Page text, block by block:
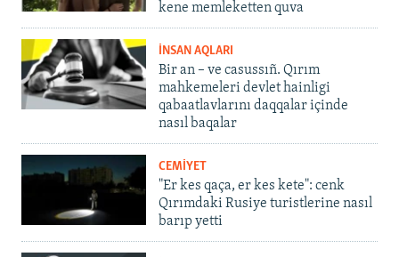
kene memleketten quva
İNSAN AQLARI
Bir an – ve casussıñ. Qırım
mahkemeleri devlet hainligi
qabaatlavlarını daqqalar içinde
nasıl baqalar
CEMİYET
"Er kes qaça, er kes kete": cenk
Qırımdaki Rusiye turistlerine nasıl
barıp yetti